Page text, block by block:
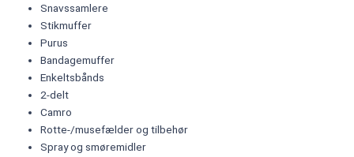
Snavssamlere
Stikmuffer
Purus
Bandagemuffer
Enkeltsbånds
2-delt
Camro
Rotte-/musefælder og tilbehør
Spray og smøremidler